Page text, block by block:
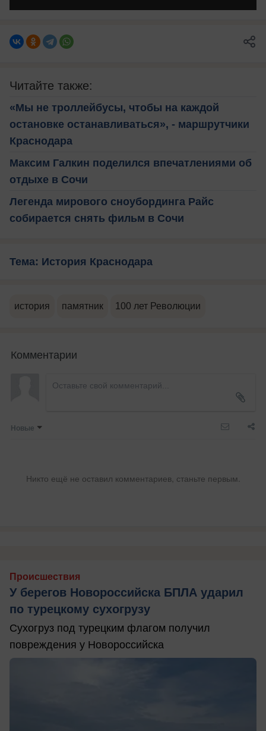
Читайте также:
«Мы не троллейбусы, чтобы на каждой
остановке останавливаться», - маршрутчики
Краснодара
Максим Галкин поделился впечатлениями об
отдыхе в Сочи
Легенда мирового сноубординга Райс
собирается снять фильм в Сочи
Тема: История Краснодара
история памятник 100 лет Революции
Комментарии
Новые
Никто ещё не оставил комментариев, станьте первым.
Происшествия
У берегов Новороссийска БПЛА ударил
по турецкому сухогрузу
Сухогруз под турецким флагом получил
повреждения у Новороссийска